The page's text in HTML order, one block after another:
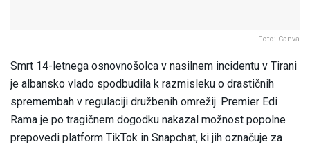
Foto: Canva
Smrt 14-letnega osnovnošolca v nasilnem incidentu v Tirani
je albansko vlado spodbudila k razmisleku o drastičnih
spremembah v regulaciji družbenih omrežij. Premier Edi
Rama je po tragičnem dogodku nakazal možnost popolne
prepovedi platform TikTok in Snapchat, ki jih označuje za